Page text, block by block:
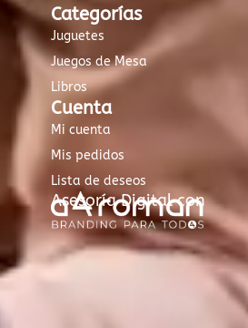
Categorías
Juguetes
Juegos de Mesa
Libros
Cuenta
Mi cuenta
Mis pedidos
Lista de deseos
Asesoría Digital con